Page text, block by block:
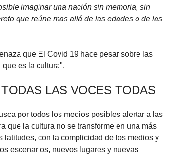
imaginar una nación sin memoria, sin
que reúne mas allá de las edades o de las
que El Covid 19 hace pesar sobre las
es la cultura".
LAS VOCES TODAS
por todos los medios posibles alertar a las
que la cultura no se transforme en una más
latitudes, con la complicidad de los medios y
escenarios, nuevos lugares y nuevas